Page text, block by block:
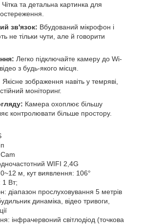
Чітка та детальна картинка для
зв'язок: Вбудований мікрофон і
не тільки чути, але й говорити
Легко підключайте камеру до Wi-
з будь-якого місця.
Якісне зображення навіть у темряві,
моніторинг.
Камера охоплює більшу
контролювати більше простору.
WIFI 2,4G
м, кут виявлення: 106°
1 Вт;
діапазон прослуховування 5 метрів
динаміка, відео тривоги,
інфрачервоний світлодіод (точкова